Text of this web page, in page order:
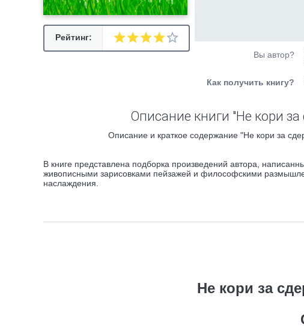
Рейтинг:
Вы автор?
Как получить книгу?
Описание книги "Не кори
Описание и краткое содержание "Не кори за
В книге представлена подборка произведений автора,
живописными зарисовками пейзажей и философскими
наслаждения.
Не кори за